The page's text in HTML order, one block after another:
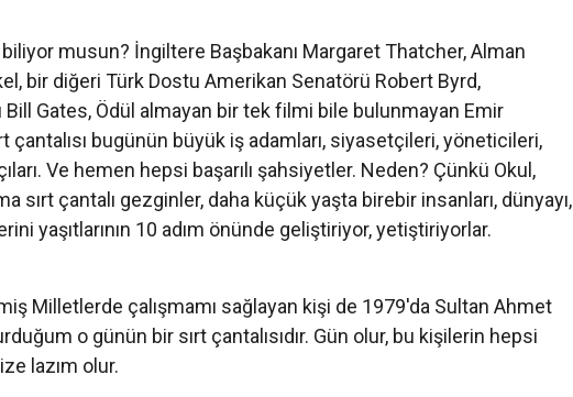
musun? İngiltere Başbakanı Margaret Thatcher, Alman
bir diğeri Türk Dostu Amerikan Senatörü Robert Byrd,
Gates, Ödül almayan bir tek filmi bile bulunmayan Emir
çantalısı bugünün büyük iş adamları, siyasetçileri, yöneticileri,
Ve hemen hepsi başarılı şahsiyetler. Neden? Çünkü Okul,
sırt çantalı gezginler, daha küçük yaşta birebir insanları, dünyayı,
yaşıtlarının 10 adım önünde geliştiriyor, yetiştiriyorlar.
Milletlerde çalışmamı sağlayan kişi de 1979'da Sultan Ahmet
o günün bir sırt çantalısıdır. Gün olur, bu kişilerin hepsi
lazım olur.